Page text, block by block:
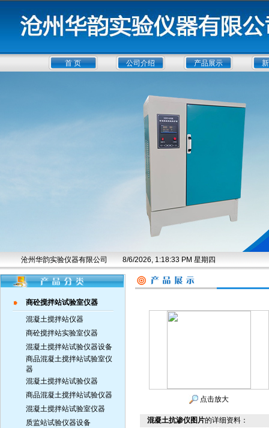
首 页 公司介绍 产品展示
沧州华韵实验仪器有限公司 8/6/2026, 1:18:35 PM 星期四
商砼搅拌站试验室仪器
混凝土搅拌站仪器
商砼搅拌站实验室仪器
混凝土搅拌站试验仪器设备
商品混凝土搅拌站试验室仪
器
混凝土搅拌站试验仪器
商品混凝土搅拌站试验仪器
混凝土搅拌站试验室仪器
质监站试验仪器设备
点击放大
混凝土抗渗仪图片的详细资料：